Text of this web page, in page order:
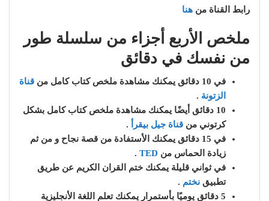
رابط القناة من هنا
ملخص الأربع أجزاء من سلسلة طور
من نفسك في دقائق
في 10 دقائق يمكنك مشاهدة ملخص كتاب كامل من
قناة
الزتونة .
10 دقائق أيضًا يمكنك مشاهدة ملخص كتاب كامل بشكل
كرتوني من قناة جيل بيقرأ .
في 15 دقائق يمكنك الأستفادة من قصة نجاح و من ثم
زيادة الحماس من TED
.
في ثواني قليلة يمكنك ختم القران الكريم عن طريق
تطبيق نختم .
5 دقائق يوميًا بأستمرار يمكنك تعلم اللغة الأنجليزية